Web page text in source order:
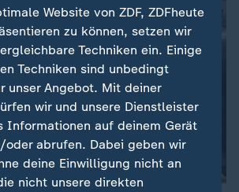
Website von ZDF, ZDFheute
zu können, setzen wir
Techniken ein. Einige
Techniken sind unbedingt
unser Angebot. Mit deiner
wir und unsere Dienstleister
Informationen auf deinem Gerät
abrufen. Dabei geben wir
deine Einwilligung nicht an
nicht unsere direkten